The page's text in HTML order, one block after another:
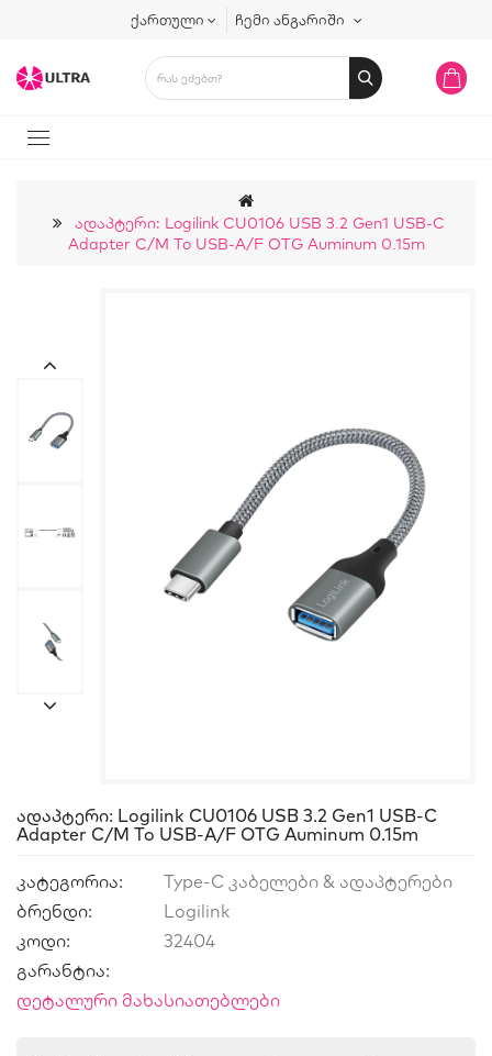
ქართული ჩემი ანგარიში
Ადაპტერი: Logilink CU0106 USB 3.2 Gen1 USB-C
Adapter C/M To USB-A/F OTG Auminum 0.15m
Ადაპტერი: Logilink CU0106 USB 3.2 Gen1 USB-C
Adapter C/M To USB-A/F OTG Auminum 0.15m
კატეგორია:
Type-C კაბელები & ადაპტერები
ბრენდი:
Logilink
კოდი:
32404
გარანტია:
დეტალური მახასიათებლები